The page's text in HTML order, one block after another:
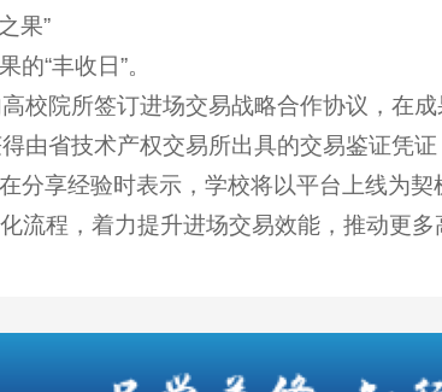
果”
“丰收日”。
校院所签订进场交易战略合作协议，在
由省技术产权交易所出具的交易鉴证凭证
分享经验时表示，学校将以平台上线为
流程，着力提升进场交易效能，推动更多